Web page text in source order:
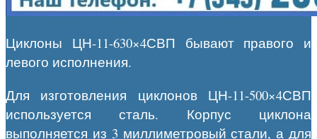
Циклоны ЦН-11-630×4СВП бывают правого и
левого исполнения.
Для изготовления циклонов ЦН-11-500×4СВП
используется сталь. Корпус циклона
выполняется из 3 миллиметровый стали, а для